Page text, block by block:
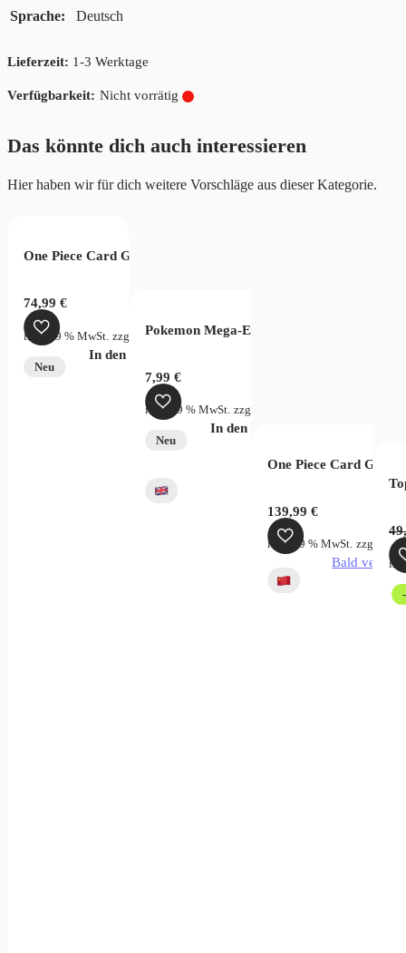
Sprache Deutsch
Lieferzeit: 1-3 Werktage
Nicht vorrätig
Das könnte dich auch interessieren
Hier haben wir für dich weitere Vorschläge aus dieser Kategorie.
Booster
One Piece Card Game Legacy of the Master OPC12 Display
74,99€
inkl. 19 % MwSt. zzgl. Versandkosten
In den Warenkorb
Neu
Pokemon Mega-Evolution Pitch Black
7,99€
inkl. 19 % MwSt. zzgl.
In den Warenkorb
Neu
One Piece Card
139,99 €
inkl. 19 % MwSt. zzgl.
Bald